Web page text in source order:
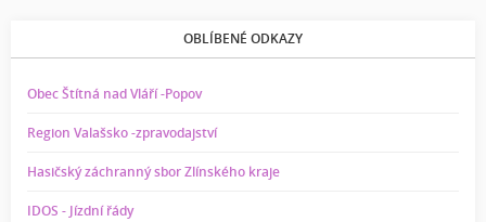
OBLÍBENÉ ODKAZY
Obec Štítná nad Vláří -Popov
Region Valašsko -zpravodajství
Hasičský záchranný sbor Zlínského kraje
IDOS - Jízdní řády